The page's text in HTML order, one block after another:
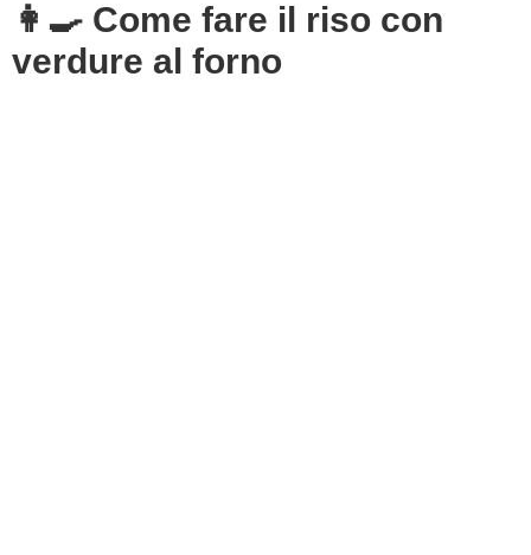
👩‍🍳 Come fare il riso con
verdure al forno